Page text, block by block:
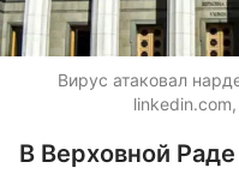
Вирус атаковал
В Верховной